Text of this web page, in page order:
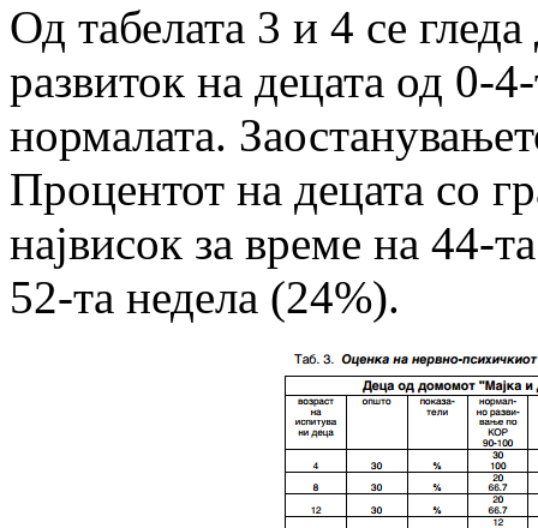
Од табелата 3 и 4 се
развиток на децата од 0-
нормалата.
Процентот на децата со
највисок за време на 44-
52-та недела (24%).